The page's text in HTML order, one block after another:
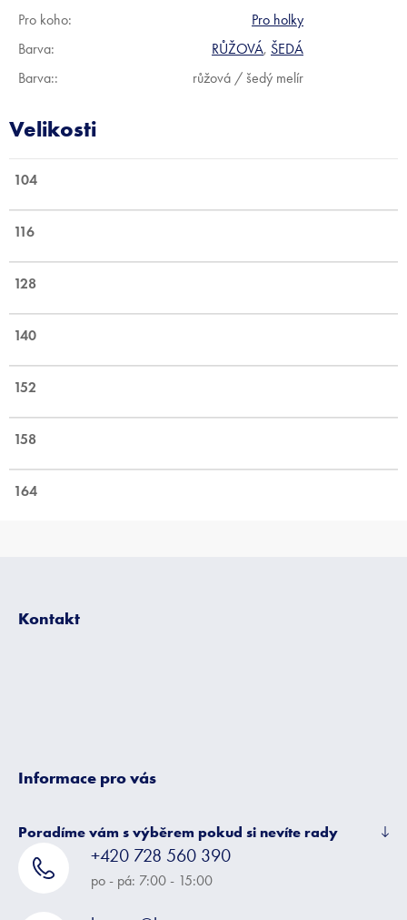
Pro koho:
Pro holky
Barva: RŮŽOVÁ, ŠEDÁ
Barva:: růžová / šedý melír
104
116
128
140
152
158
164
Kontakt
Informace pro vás
Poradíme vám s výběrem pokud si nevíte rady
+420 728 560 390
po - pá: 7:00 - 15:00